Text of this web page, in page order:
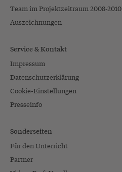
Team im Projektzeitraum 2008-2010
Auszeichnungen
Service & Kontakt
Impressum
Datenschutzerklärung
Cookie-Einstellungen
Presseinfo
Sonderseiten
Für den Unterricht
Partner